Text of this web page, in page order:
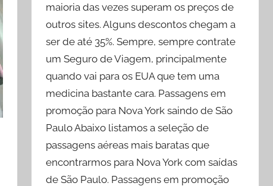
maioria das vezes superam os preços de
outros sites. Alguns descontos chegam a
ser de até 35%. Sempre, sempre contrate
um Seguro de Viagem, principalmente
quando vai para os EUA que tem uma
medicina bastante cara. Passagens em
promoção para Nova York saindo de São
Paulo Abaixo listamos a seleção de
passagens aéreas mais baratas que
encontrarmos para Nova York com saídas
de São Paulo. Passagens em promoção